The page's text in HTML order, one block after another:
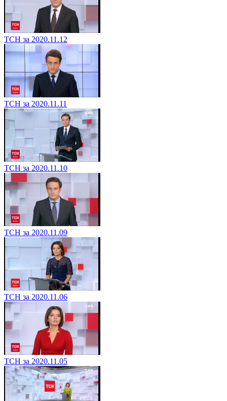
ТСН за 2020.11.12
ТСН за 2020.11.11
ТСН за 2020.11.10
ТСН за 2020.11.09
ТСН за 2020.11.06
ТСН за 2020.11.05